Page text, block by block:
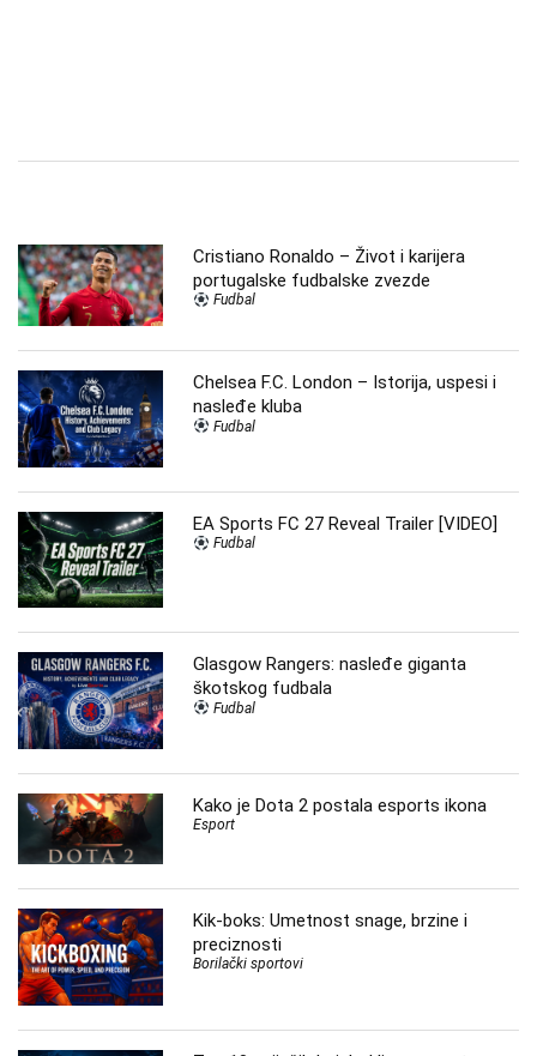
Cristiano Ronaldo – Život i karijera
portugalske fudbalske zvezde
Fudbal
Chelsea F.C. London – Istorija, uspesi i
nasleđe kluba
Fudbal
EA Sports FC 27 Reveal Trailer [VIDEO]
Fudbal
Glasgow Rangers: nasleđe giganta
škotskog fudbala
Fudbal
Kako je Dota 2 postala esports ikona
Esport
Kik-boks: Umetnost snage, brzine i
preciznosti
Borilački sportovi